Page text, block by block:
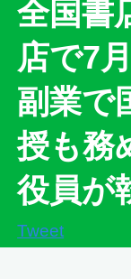
全国書
店で7
副業で
授も務
役員が
Tweet